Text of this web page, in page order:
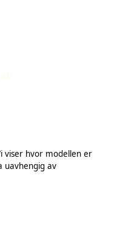
viser hvor modellen er
uavhengig av